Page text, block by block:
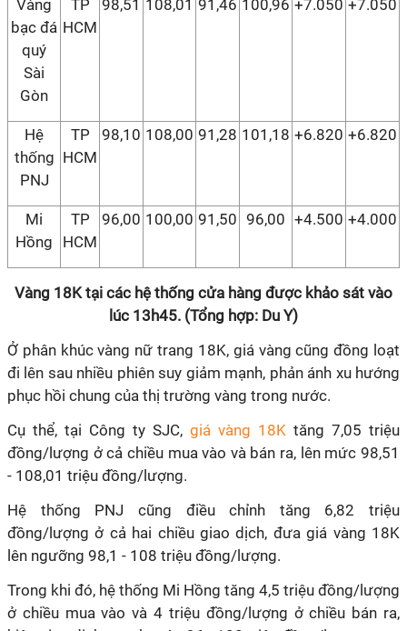
Vàng
bạc đá
quý
Sài
Gòn
TP
HCM
98,51 108,01 91,46 100,96 +7.050 +7.050
Hệ
thống
PNJ
TP
HCM
98,10 108,00 91,28 101,18 +6.820 +6.820
Mi
Hồng
TP
HCM
96,00 100,00 91,50 96,00 +4.500 +4.000
Vàng 18K tại các hệ thống cửa hàng được khảo sát vào
lúc 13h45. (Tổng hợp: Du Y)
Ở phân khúc vàng nữ trang 18K, giá vàng cũng đồng loạt
đi lên sau nhiều phiên suy giảm mạnh, phản ánh xu hướng
phục hồi chung của thị trường vàng trong nước.
Cụ thể, tại Công ty SJC, giá vàng 18K tăng 7,05 triệu
đồng/lượng ở cả chiều mua vào và bán ra, lên mức 98,51
- 108,01 triệu đồng/lượng.
Hệ thống PNJ cũng điều chỉnh tăng 6,82 triệu
đồng/lượng ở cả hai chiều giao dịch, đưa giá vàng 18K
lên ngưỡng 98,1 - 108 triệu đồng/lượng.
Trong khi đó, hệ thống Mi Hồng tăng 4,5 triệu đồng/lượng
ở chiều mua vào và 4 triệu đồng/lượng ở chiều bán ra,